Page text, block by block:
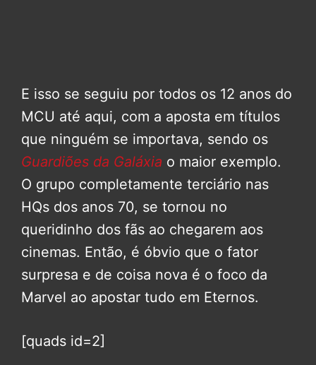
E isso se seguiu por todos os 12 anos do
MCU até aqui, com a aposta em títulos
que ninguém se importava, sendo os
Guardiões da Galáxia o maior exemplo.
O grupo completamente terciário nas
HQs dos anos 70, se tornou no
queridinho dos fãs ao chegarem aos
cinemas. Então, é óbvio que o fator
surpresa e de coisa nova é o foco da
Marvel ao apostar tudo em Eternos.
[quads id=2]